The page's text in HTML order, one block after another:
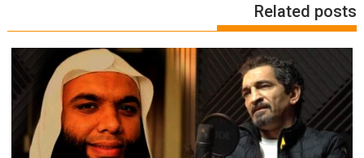
Related posts